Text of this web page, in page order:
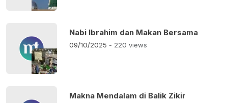
Nabi Ibrahim dan Makan Bersama
09/10/2025 - 220 views
Makna Mendalam di Balik Zikir